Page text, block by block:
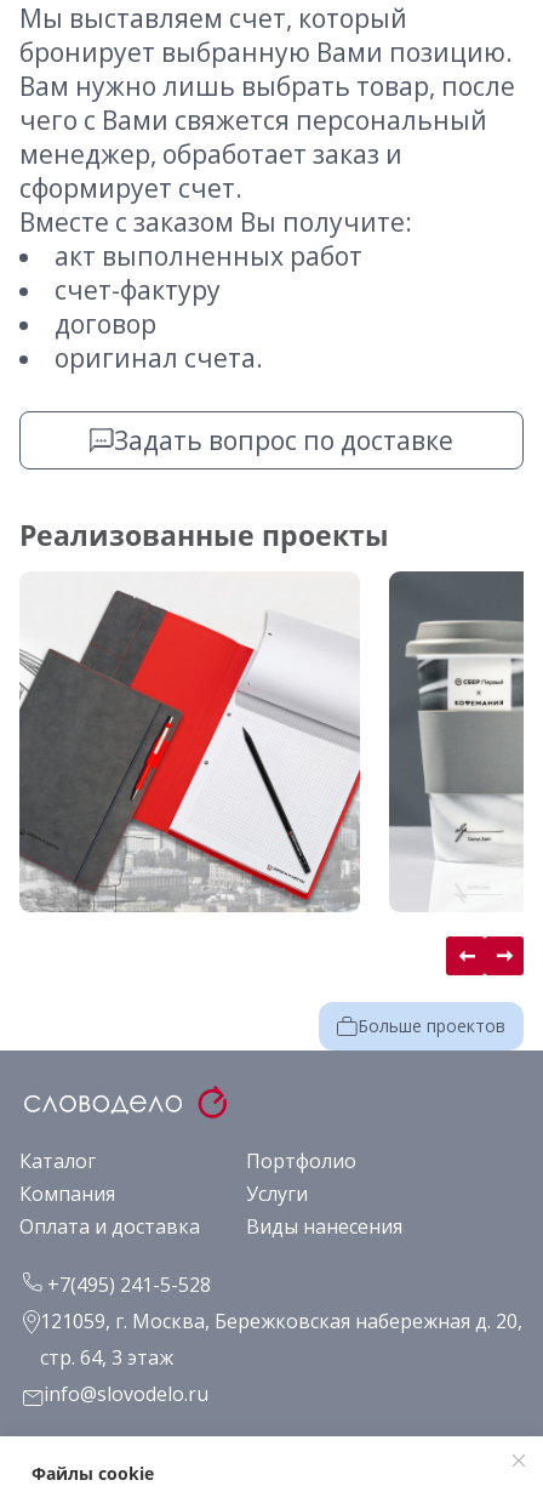
Мы выставляем счет, который
бронирует выбранную Вами позицию.
Вам нужно лишь выбрать товар, после
чего с Вами свяжется персональный
менеджер, обработает заказ и
сформирует счет.
Вместе с заказом Вы получите:
акт выполненных работ
счет-фактуру
договор
оригинал счета.
Задать вопрос по доставке
Реализованные проекты
Больше проектов
Каталог
Портфолио
Компания
Услуги
Оплата и доставка
Виды нанесения
+7(495) 241-5-528
121059, г. Москва, Бережковская набережная д. 20,
стр. 64, 3 этаж
info@slovodelo.ru
Заказать звонок
Файлы cookie